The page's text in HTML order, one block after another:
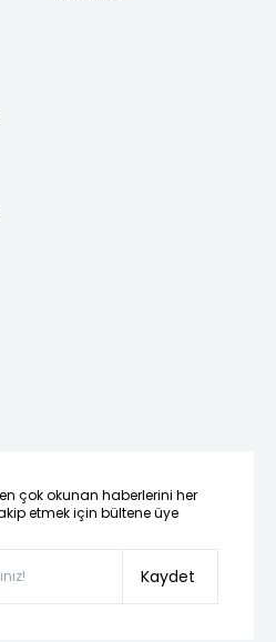
çok okunan haberlerini her
etmek için bültene üye
Kaydet